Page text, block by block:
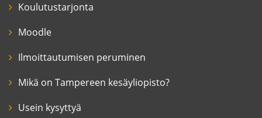
Koulutustarjonta
Moodle
Ilmoittautumisen peruminen
Mikä on Tampereen kesäyliopisto?
Usein kysyttyä